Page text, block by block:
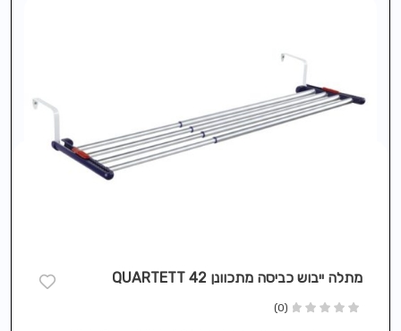
מתלה ייבוש כביסה מתכוונן QUARTETT 42
(0)